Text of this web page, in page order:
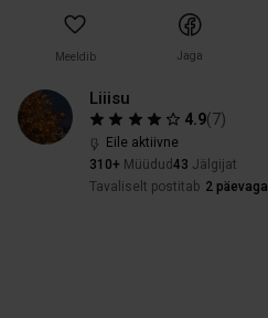
Meeldib Jaga
Liiisu
4.9(7)
Eile aktiivne
310+ Müüdud 43 Jälgijat
Tavaliselt postitab 2 päevaga